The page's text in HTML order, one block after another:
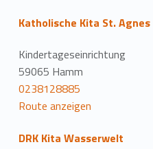
Katholische Kita St. Agnes
Kindertageseinrichtung
59065 Hamm
0238128885
Route anzeigen
DRK Kita Wasserwelt